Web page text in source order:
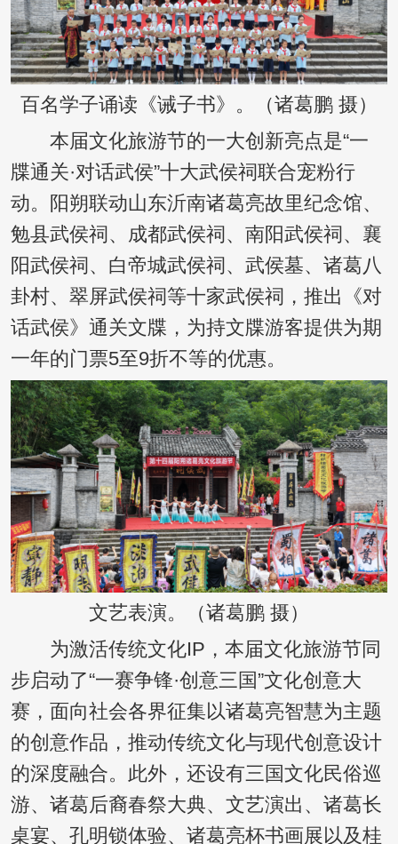
百名学子诵读《诫子书》。（诸葛鹏 摄）
本届文化旅游节的一大创新亮点是“一
牒通关·对话武侯”十大武侯祠联合宠粉行
动。阳朔联动山东沂南诸葛亮故里纪念馆、
勉县武侯祠、成都武侯祠、南阳武侯祠、襄
阳武侯祠、白帝城武侯祠、武侯墓、诸葛八
卦村、翠屏武侯祠等十家武侯祠，推出《对
话武侯》通关文牒，为持文牒游客提供为期
一年的门票5至9折不等的优惠。
文艺表演。（诸葛鹏 摄）
为激活传统文化IP，本届文化旅游节同
步启动了“一赛争锋·创意三国”文化创意大
赛，面向社会各界征集以诸葛亮智慧为主题
的创意作品，推动传统文化与现代创意设计
的深度融合。此外，还设有三国文化民俗巡
游、诸葛后裔春祭大典、文艺演出、诸葛长
桌宴、孔明锁体验、诸葛亮杯书画展以及桂